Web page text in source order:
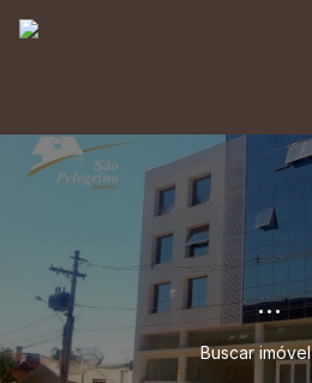
...
Buscar imóvel